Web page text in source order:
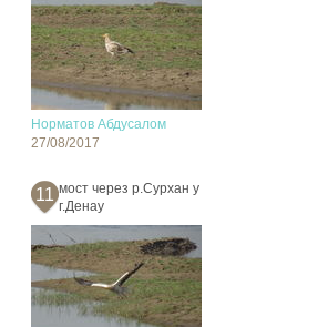
Норматов Абдусалом
27/08/2017
11 мост через р.Сурхан у
г.Денау